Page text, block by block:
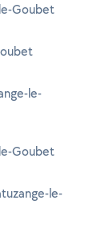
Goubet
le-
Goubet
le-